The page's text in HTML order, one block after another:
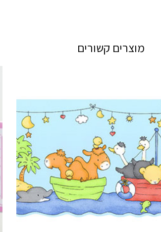
מוצרים קשורים